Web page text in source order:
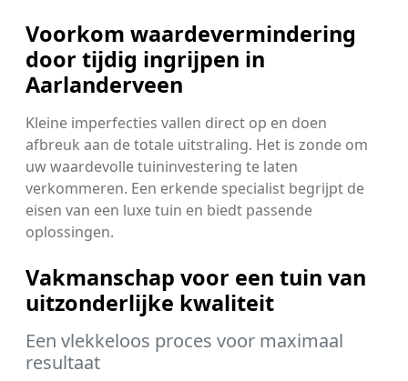
Voorkom waardevermindering
door tijdig ingrijpen in
Aarlanderveen
Kleine imperfecties vallen direct op en doen
afbreuk aan de totale uitstraling. Het is zonde om
uw waardevolle tuininvestering te laten
verkommeren. Een erkende specialist begrijpt de
eisen van een luxe tuin en biedt passende
oplossingen.
Vakmanschap voor een tuin van
uitzonderlijke kwaliteit
Een vlekkeloos proces voor maximaal
resultaat